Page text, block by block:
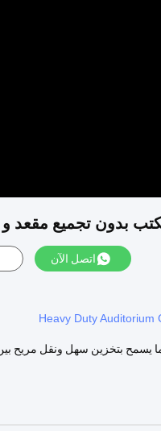
بدون تجميع مقعد
اتصل الآن
Heavy Duty Auditorium
يسمح بتخزين سهل ونقل مريح بين